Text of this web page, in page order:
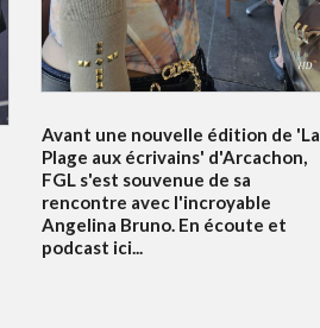
Avant une nouvelle édition de 'La
Plage aux écrivains' d'Arcachon,
FGL s'est souvenue de sa
rencontre avec l'incroyable
Angelina Bruno. En écoute et
podcast ici...